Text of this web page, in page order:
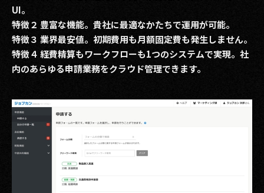
UI。
特徴２ 豊富な機能。貴社に最適なかたちで運用が可能。
特徴３ 業界最安値。初期費用も月額固定費も発生しません。
特徴４ 経費精算もワークフローも1つのシステムで実現。社
内のあらゆる申請業務をクラウド管理できます。